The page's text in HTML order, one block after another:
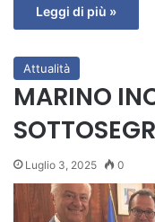
Leggi di più »
Attualità
MARINO
Luglio 3, 2025 0